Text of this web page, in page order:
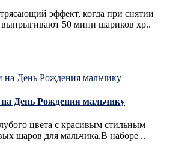
эффект, когда при снятии
50 мини шариков хр..
День Рождения мальчику
цвета с красивым стильным
шаров для мальчика.В наборе ..